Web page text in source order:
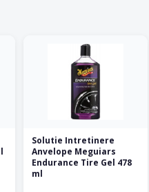
Solutie Intretinere
Anvelope Meguiars
Endurance Tire Gel 478
ml